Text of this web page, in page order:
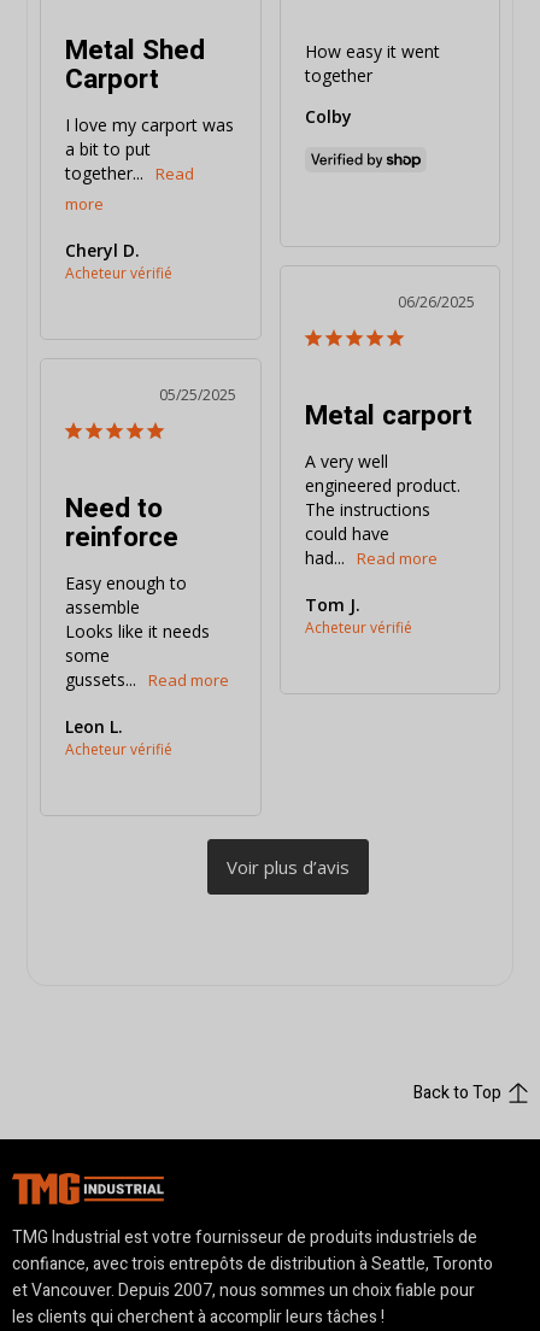
How easy it went
together
Colby
Metal Shed
Carport
I love my carport was
a bit to put
together...
Cheryl D.
06/26/2025
Metal carport
A very well
engineered product.
The instructions
could have
had...
Tom J.
05/25/2025
Need to
reinforce
Easy enough to
assemble
Looks like it needs
some
gussets...
Leon L.
Back to Top
TMG Industrial est votre fournisseur de produits industriels de
confiance, avec trois entrepôts de distribution à Seattle, Toronto
et Vancouver. Depuis 2007, nous sommes un choix fiable pour
les clients qui cherchent à accomplir leurs tâches !